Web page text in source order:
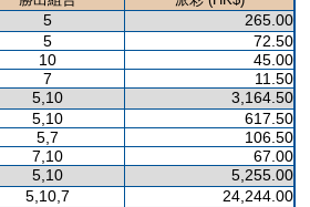
5 265.00
5
72.50
10
45.00
7
11.50
5,10 3,164.50
5,10
617.50
5,7
106.50
7,10
67.00
5,10 5,255.00
5,10,7 24,244.00